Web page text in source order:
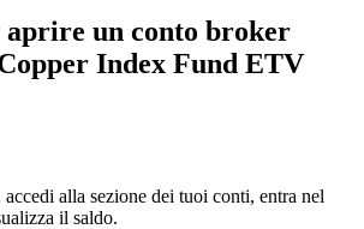
aprire un conto broker
Index Fund ETV
alla sezione dei tuoi conti, entra nel
il saldo.